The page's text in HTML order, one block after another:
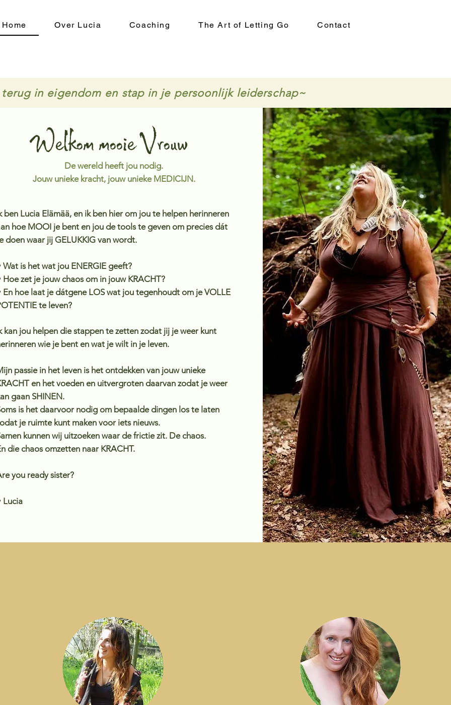
Home Over Lucia Coaching The Art of Letting Go Contact
in eigendom en stap in je persoonlijk leiderschap~
Welkom mooie Vrouw
De wereld heeft jou nodig.
Jouw unieke kracht, jouw unieke MEDICIJN.
ben Lucia Elämää, en ik ben hier om jou te helpen herinneren
hoe MOOI je bent en jou de tools te geven om precies dát
doen waar jij GELUKKIG van wordt.
Wat is het wat jou ENERGIE geeft?
Hoe zet je jouw chaos om in jouw KRACHT?
En hoe laat je dátgene LOS wat jou tegenhoudt om je VOLLE
te leven?
kan jou helpen die stappen te zetten zodat jij je weer kunt
wie je bent en wat je wilt in je leven.
passie in het leven is het ontdekken van jouw unieke
en het voeden en uitvergroten daarvan zodat je weer
gaan SHINEN.
is het daarvoor nodig om bepaalde dingen los te laten
je ruimte kunt maken voor iets nieuws.
kunnen wijuitzoeken waar de frictie zit. De chaos.
die chaos omzetten naar KRACHT.
you ready sister?
Lucia